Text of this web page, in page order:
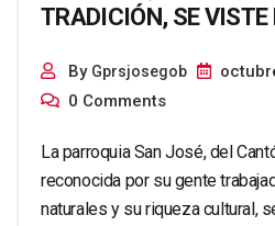
TRADICIÓN, SE VISTE
By Gprsjosegob
0 Comments
La parroquia San José, del
reconocida por su gente
naturales y su riqueza cultural,